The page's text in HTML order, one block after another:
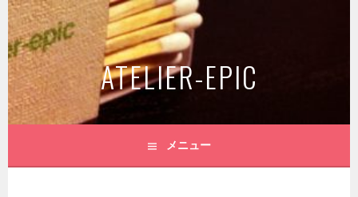
コ
ン
テ
ン
ツ
へ
ス
ッ
ATELIER-EPIC
メニュー